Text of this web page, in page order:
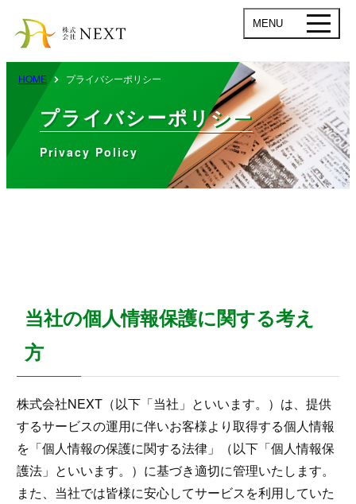
MENU
HOME プライバシーポリシー
プライバシーポリシー
Privacy Policy
当社の個人情報保護に関する考え
方
株式会社NEXT（以下「当社」といいます。）は、提供
するサービスの運用に伴いお客様より取得する個人情報
を「個人情報の保護に関する法律」（以下「個人情報保
護法」といいます。）に基づき適切に管理いたします。
また、当社では皆様に安心してサービスを利用していた